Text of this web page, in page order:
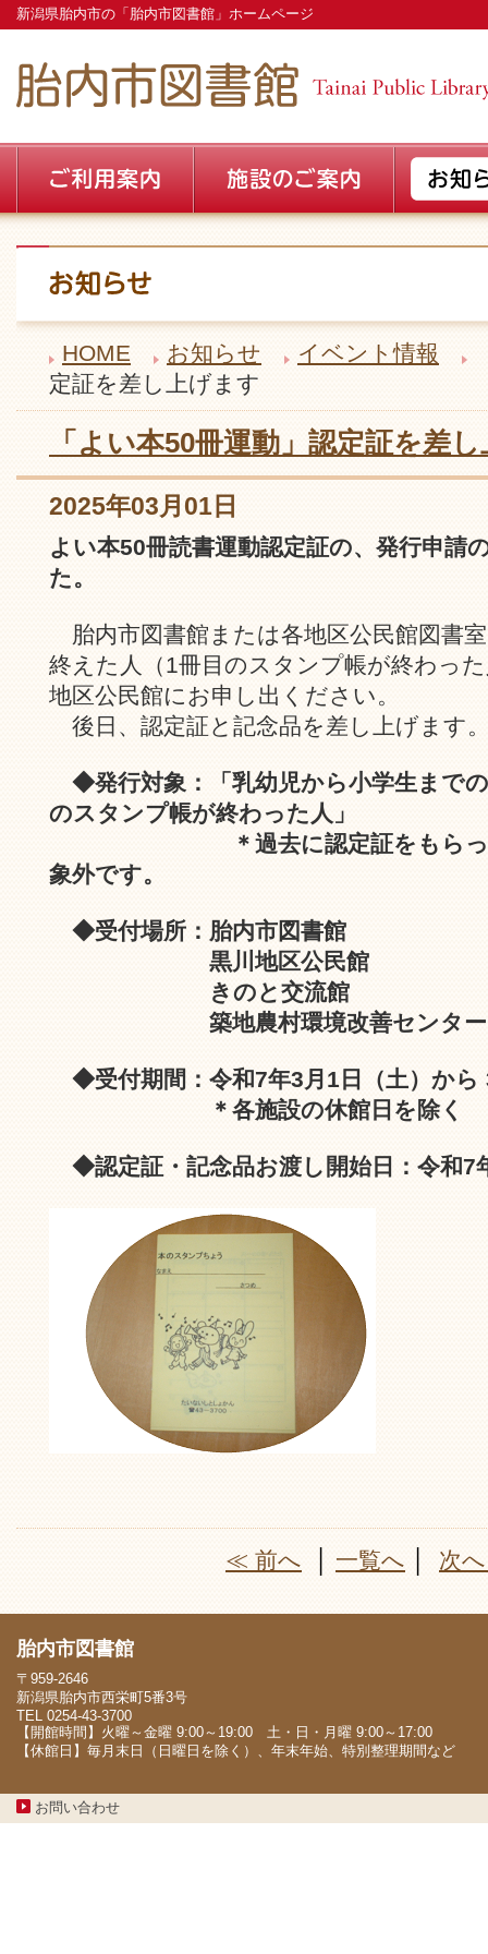
新潟県胎内市の「胎内市図書館」ホームページ
HOME お知らせ イベント情報
定証を差し上げます
「よい本50冊運動」認定証を差
2025年03月01日
よい本50冊読書運動認定証の、発行申請
た。
胎内市図書館または各地区公民館図書
終えた人（1冊目のスタンプ帳が終わっ
地区公民館にお申し出ください。
後日、認定証と記念品を差し上げます
◆発行対象：「乳幼児から小学生まで
のスタンプ帳が終わった人」
＊過去に認定証をもらったこ
象外です。
◆受付場所：胎内市図書館
黒川地区公民館
きのと交流館
築地農村環境改善センター
◆受付期間：令和7年3月1日（土）から
＊各施設の休館日を除く
◆認定証・記念品お渡し開始日：令和7
≪ 前へ 一覧へ 次
胎内市図書館
〒959-2646
新潟県胎内市西栄町5番3号
TEL 0254-43-3700
【開館時間】火曜～金曜 9:00～19:00 土・日・月曜 9:00～17:00
【休館日】毎月末日（日曜日を除く）、年末年始、特別整理期間など
お問い合わせ